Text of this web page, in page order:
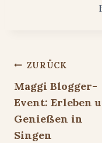
ZURÜCK
Maggi Blogger-
Event: Erleben
Genießen in
Singen